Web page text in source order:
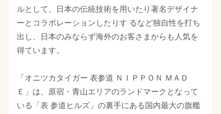
ルとして、日本の伝統技術を用いたり著名デザイナ
ーとコラボレーションしたりす るなど独自性を打ち
出し、日本のみならず海外のお客さまからも人気を
得ています。
「オニツカタイガー 表参道 ＮＩＰＰＯＮ ＭＡＤ
Ｅ」は、原宿・青山エリアのランドマークとなって
いる「表 参道ヒルズ」の裏手にある国内最大の旗艦